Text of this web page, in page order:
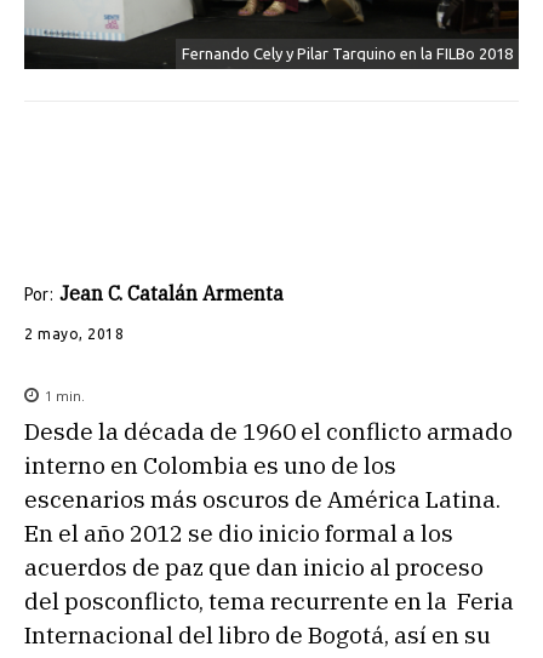
Fernando Cely y Pilar Tarquino en la FILBo 2018
Por: Jean C. Catalán Armenta
2 mayo, 2018
1 min.
Desde la década de 1960 el conflicto armado
interno en Colombia es uno de los
escenarios más oscuros de América Latina.
En el año 2012 se dio inicio formal a los
acuerdos de paz que dan inicio al proceso
del posconflicto, tema recurrente en la Feria
Internacional del libro de Bogotá, así en su